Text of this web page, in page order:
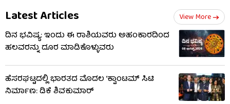
Latest Articles View More
ದಿನ ಭವಿಷ್ಯ: ಇಂದು ಈ ರಾಶಿಯವರು ಅಹಂಕಾರದಿಂದ
ಹಲವರನ್ನು ದೂರ ಮಾಡಿಕೊಳ್ಳುವರು
ಹೆಸರಘಟ್ಟದಲ್ಲಿ ಭಾರತದ ಮೊದಲ ‘ಕ್ವಾಂಟಮ್ ಸಿಟಿ
ನಿರ್ಮಾಣ: ಡಿಕೆ ಶಿವಕುಮಾರ್